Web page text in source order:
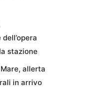
stazione
allerta
in arrivo